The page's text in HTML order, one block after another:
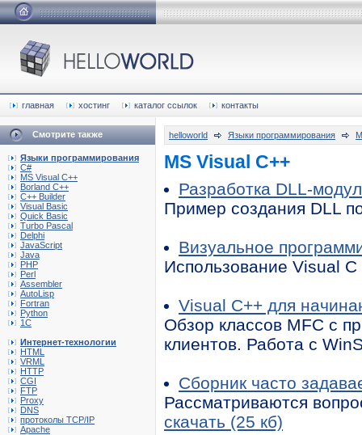
главная хостинг каталог ссылок контакты
Смотрите также
Языки программирования
C#
MS Visual C++
Borland C++
C++ Builder
Visual Basic
Quick Basic
Turbo Pascal
Delphi
JavaScript
Java
PHP
Perl
Assembler
AutoLisp
Fortran
Python
1C
Интернет-технологии
HTML
VRML
HTTP
CGI
FTP
Proxy
DNS
протоколы TCP/IP
Apache
helloworld Языки программирования
MS Visual C++
Разработка DLL-
Пример создания DLL
Визуальное
Использование Visual
Visual C++ для
Обзор классов MFC c
клиентов. Работа с
Сборник часто
Рассматриваются
скачать (25 кб)